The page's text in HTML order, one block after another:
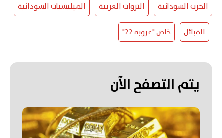
الحرب السودانية الثروات العربية الميليشيات السودانية
القبائل خاص "عروبة 22"
يتم التصفح الآن